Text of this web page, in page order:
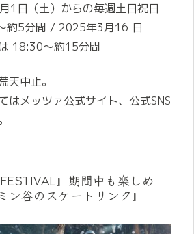
1日（土）からの毎週土日祝日
約5分間 / 2025年3月16 日
18:30～約15分間
中止。
はメッツァ公式サイト、公式SNS
FESTIVAL』期間中も楽しめ
ン谷のスケートリンク』